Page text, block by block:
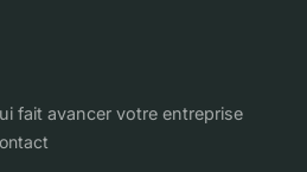
fait avancer votre entreprise